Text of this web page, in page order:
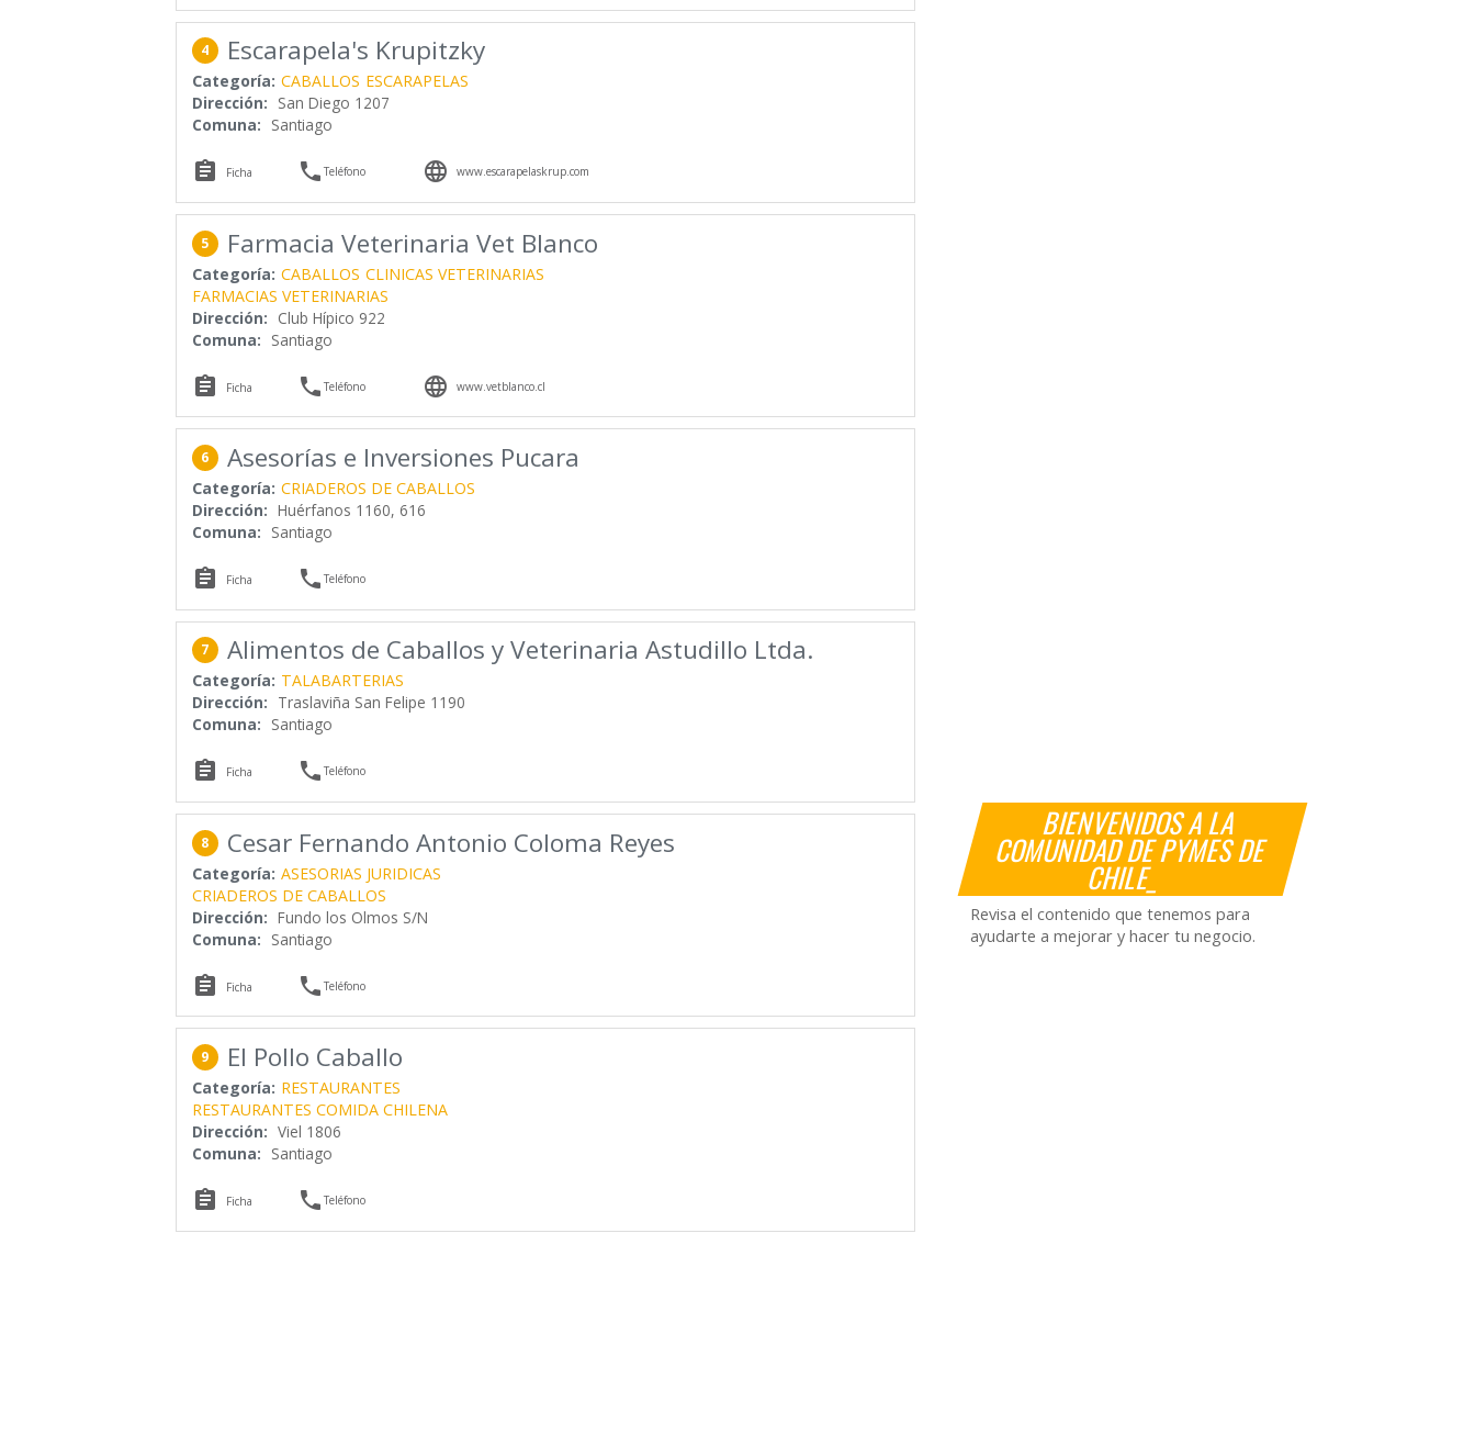
BIENVENIDOS A LA
COMUNIDAD DE PYMES DE
CHILE_
Revisa el contenido que tenemos para
ayudarte a mejorar y hacer tu negocio.
4 Escarapela's Krupitzky
Categoría: CABALLOS ESCARAPELAS
Dirección: San Diego 1207
Comuna: Santiago
 Ficha Teléfono  www.escarapelaskrup.com
5 Farmacia Veterinaria Vet Blanco
Categoría: CABALLOS CLINICAS VETERINARIAS
FARMACIAS VETERINARIAS
Dirección: Club Hípico 922
Comuna: Santiago
 Ficha Teléfono  www.vetblanco.cl
6 Asesorías e Inversiones Pucara
Categoría: CRIADEROS DE CABALLOS
Dirección: Huérfanos 1160, 616
Comuna: Santiago
 Ficha Teléfono
7 Alimentos de Caballos y Veterinaria Astudillo Ltda.
Categoría: TALABARTERIAS
Dirección: Traslaviña San Felipe 1190
Comuna: Santiago
 Ficha Teléfono
8 Cesar Fernando Antonio Coloma Reyes
Categoría: ASESORIAS JURIDICAS
CRIADEROS DE CABALLOS
Dirección: Fundo los Olmos S/N
Comuna: Santiago
 Ficha Teléfono
9 El Pollo Caballo
Categoría: RESTAURANTES
RESTAURANTES COMIDA CHILENA
Dirección: Viel 1806
Comuna: Santiago
 Ficha Teléfono